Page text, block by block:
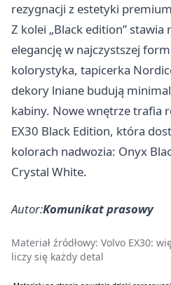
rezygnacji z estetyki
Z kolei „Black edition” stawia
elegancję w najczystszej
kolorystyka, tapicerka
dekory lniane budują
kabiny. Nowe wnętrze trafia
EX30 Black Edition, która
kolorach nadwozia: Onyx
Crystal White.
Autor:Komunikat prasowy
Materiał źródłowy: Volvo EX30:
liczy się każdy detal